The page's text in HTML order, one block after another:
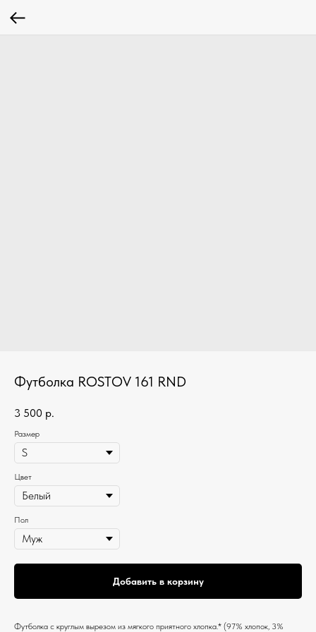
Футболка ROSTOV 161 RND
3 500 р.
Размер
Цвет
Пол
Добавить в корзину
Футболка c круглым вырезом из мягкого приятного хлопка.* (97% хлопок, 3%